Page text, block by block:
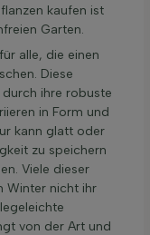
kaufen ist
Garten.
alle, die einen
Diese
ihre robuste
in Form und
kann glatt oder
zu speichern
Viele dieser
Winter nicht ihr
von der Art und